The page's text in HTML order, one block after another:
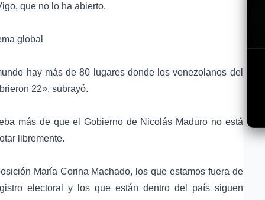
que no lo ha abierto.
global
hay más de 80 lugares donde los venezolanos del
22», subrayó.
más de que el Gobierno de Nicolás Maduro no está
libremente.
María Corina Machado, los que estamos fuera de
electoral y los que están dentro del país siguen